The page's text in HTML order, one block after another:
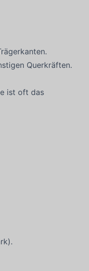
Querkräften.
ist oft das